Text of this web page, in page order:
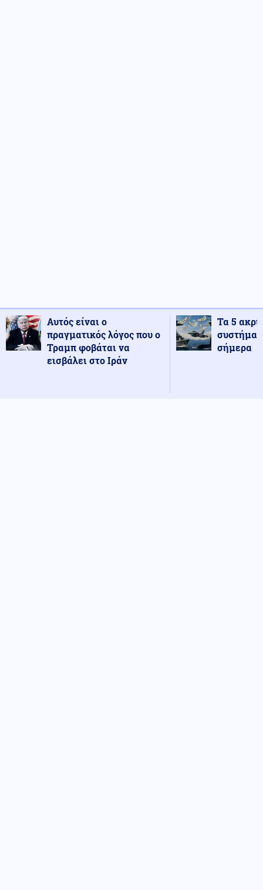
Αυτός είναι ο
πραγματικός λόγος που ο
Τραμπ φοβάται να
εισβάλει στο Ιράν
Τα 5
σήμερα